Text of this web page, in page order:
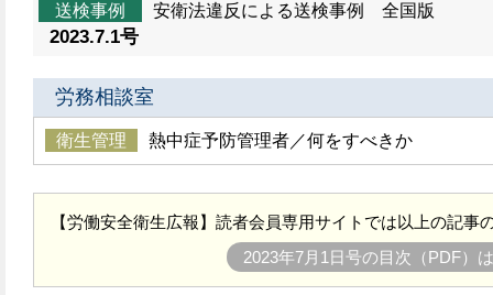
送検事例 安衛法違反による送検事例 全国版
2023.7.1号
労務相談室
衛生管理 熱中症予防管理者／何をすべきか
【労働安全衛生広報】読者会員専用サイトでは以上の記事
2023年7月1日号の目次（PDF）